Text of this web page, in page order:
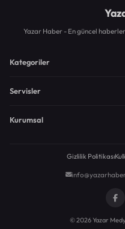
Yazar Haber - En güncel
Kategoriler
Servisler
Kurumsal
Gizlilik Politikası
© 2026 Yazar